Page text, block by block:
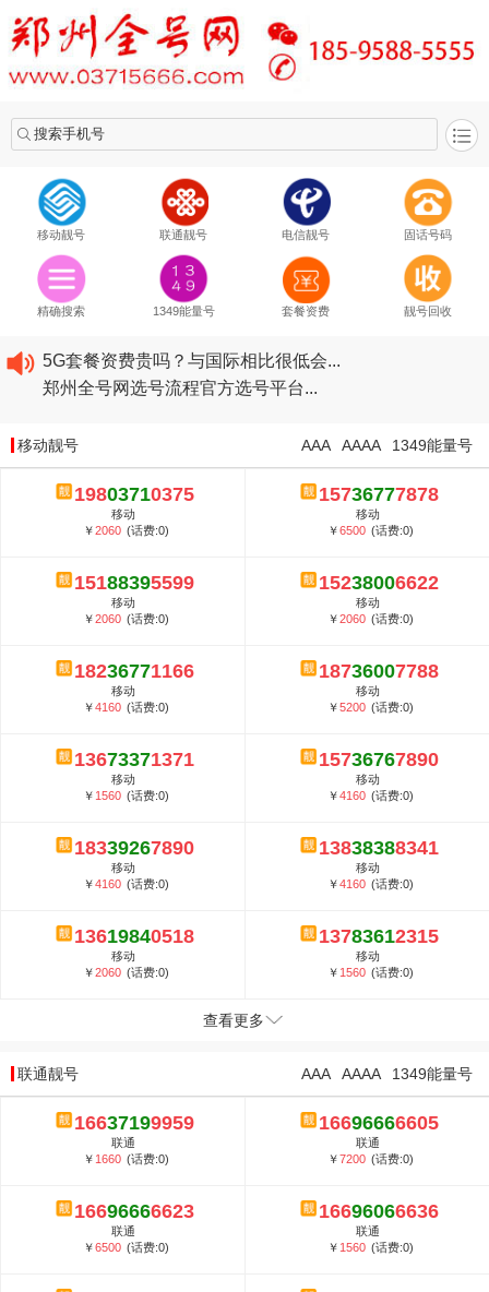
搜索手机号
移动靓号 联通靓号 电信靓号 固话号码
精确搜索 1349能量号 套餐资费 靓号回收
2020​移动最新套餐资费...
2020​联通最新套餐资费...
5G套餐资费贵吗？与国际相比很低会...
郑州全号网选号流程官方选号平台...
2020​联通最新套餐资费...
2020​电信最新套餐资费...
5G套餐资费贵吗？与国际相比很低会...
郑州全号网选号流程官方选号平台...
移动靓号 1349能量号
AAAA
AAA
19803710375
移动
￥2060 (话费:0)
15736777878
移动
￥6500 (话费:0)
15188395599
移动
￥2060 (话费:0)
15238006622
移动
￥2060 (话费:0)
18236771166
移动
￥4160 (话费:0)
18736007788
移动
￥5200 (话费:0)
13673371371
移动
￥ 1560 (话费:0)
15736767890
移动
￥4160 (话费:0)
18339267890
移动
￥4160 (话费:0)
13838388341
移动
￥4160 (话费:0)
13619840518
移动
￥2060 (话费:0)
13783612315
移动
￥ 1560 (话费:0)
查看更多
联通靓号 1349能量号
AAAA
AAA
16637199959
联通
￥ 1660 (话费:0)
16696666605
联通
￥7200 (话费:0)
16696666623
联通
￥6500 (话费:0)
16696066636
联通
￥ 1560 (话费:0)